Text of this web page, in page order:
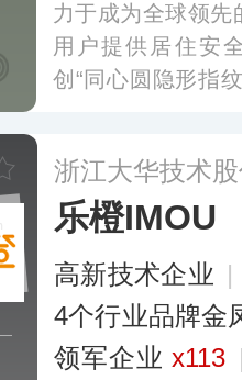
力于成为全球领
用户提供居住安
创“同心圆隐形指
售累计超880万台
多
浙江大华技术
乐橙IMOU
高新技术企业 |
4个行业品牌金
领军企业x113